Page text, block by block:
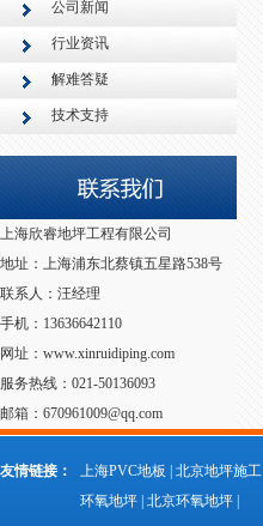
公司新闻
行业资讯
解难答疑
技术支持
上海欣睿地坪工程有限公司
地址：上海浦东北蔡镇五星路538号
联系人：汪经理
手机：13636642110
网址：www.xinruidiping.com
服务热线：021-50136093
邮箱：670961009@qq.com
友情链接： 上海PVC地板 北京地坪施工
环氧地坪 北京环氧地坪